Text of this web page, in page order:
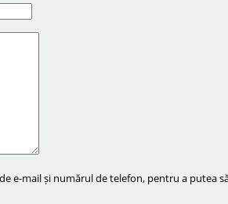
e-mail și numărul de telefon, pentru a